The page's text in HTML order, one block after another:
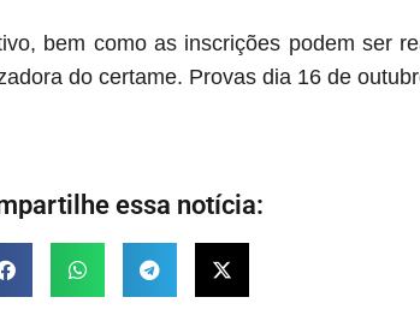
bem como as inscrições podem ser
do certame. Provas dia 16 de
essa notícia: